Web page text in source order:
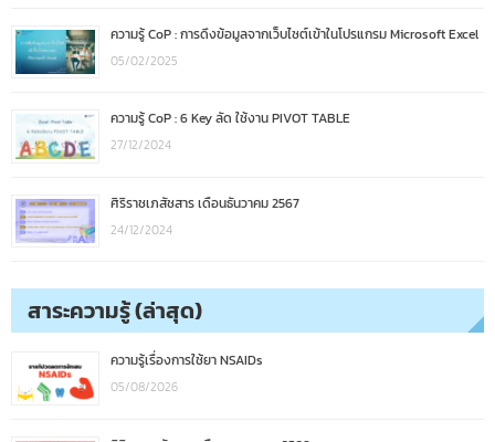
ความรู้ CoP : การดึงข้อมูลจากเว็บไซต์เข้าในโปรแกรม Microsoft Excel
05/02/2025
ความรู้ CoP : 6 Key ลัด ใช้งาน PIVOT TABLE
27/12/2024
ศิริราชเภสัชสาร เดือนธันวาคม 2567
24/12/2024
สาระความรู้ (ล่าสุด)
ความรู้เรื่องการใช้ยา NSAIDs
05/08/2026